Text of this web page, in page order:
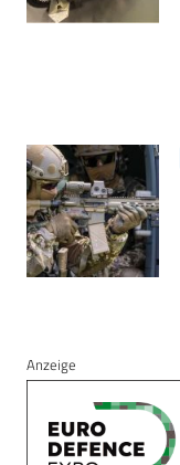
Anzeige